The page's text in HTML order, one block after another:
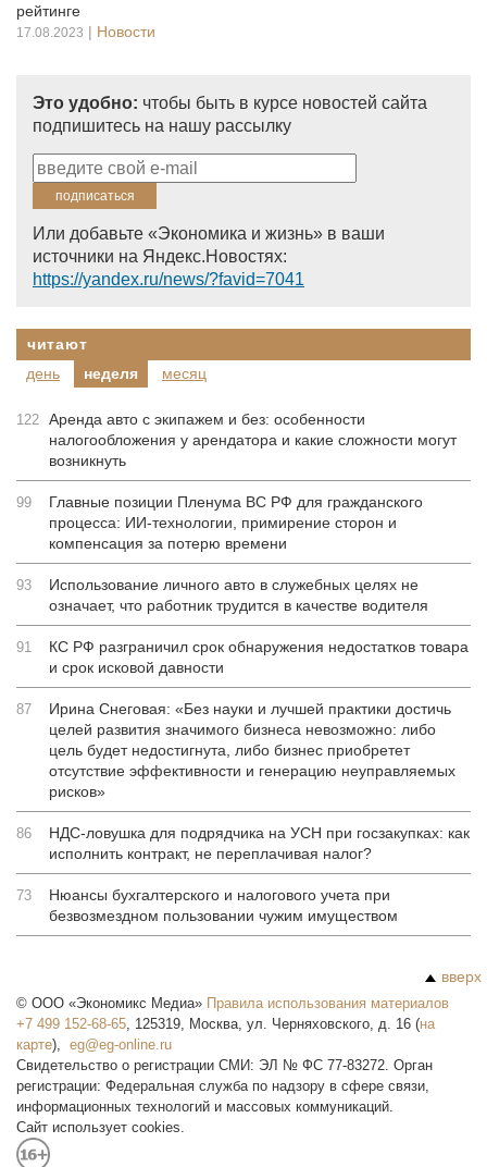
рейтинге
17.08.2023 | Новости
Это удобно: чтобы быть в курсе новостей сайта
подпишитесь на нашу рассылку
Или добавьте «Экономика и жизнь» в ваши
источники на Яндекс.Новостях:
https://yandex.ru/news/?favid=7041
читают
день
неделя месяц
122 Аренда авто с экипажем и без: особенности
налогообложения у арендатора и какие сложности могут
возникнуть
99
Главные позиции Пленума ВС РФ для гражданского
процесса: ИИ-технологии, примирение сторон и
компенсация за потерю времени
93
Использование личного авто в служебных целях не
означает, что работник трудится в качестве водителя
91
КС РФ разграничил срок обнаружения недостатков товара
и срок исковой давности
87
Ирина Снеговая: «Без науки и лучшей практики достичь
целей развития значимого бизнеса невозможно: либо
цель будет недостигнута, либо бизнес приобретет
отсутствие эффективности и генерацию неуправляемых
рисков»
86
НДС-ловушка для подрядчика на УСН при госзакупках: как
исполнить контракт, не переплачивая налог?
73
Нюансы бухгалтерского и налогового учета при
безвозмездном пользовании чужим имуществом
вверх
© ООО «Экономикс Медиа» Правила использования материалов
+7 499 152-68-65, 125319, Москва, ул. Черняховского, д. 16 (на
карте),
Свидетельство о регистрации СМИ: ЭЛ № ФС 77-83272. Орган
регистрации: Федеральная служба по надзору в сфере связи,
информационных технологий и массовых коммуникаций.
Сайт использует cookies.